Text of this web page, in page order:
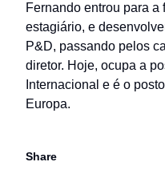
Fernando entrou para
estagiário, e
P&D, passando pelos
diretor. Hoje, ocupa a
Internacional e é o
Europa.
Share